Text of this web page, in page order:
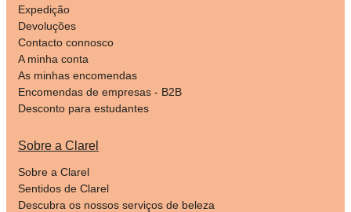
Expedição
Devoluções
Contacto connosco
A minha conta
As minhas encomendas
Encomendas de empresas - B2B
Desconto para estudantes
Sobre a Clarel
Sobre a Clarel
Sentidos de Clarel
Descubra os nossos serviços de beleza